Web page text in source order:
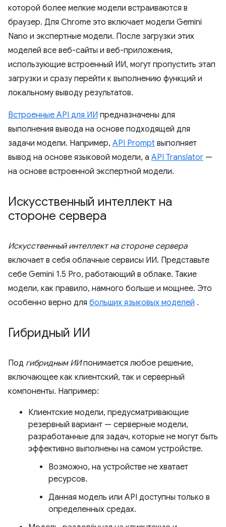
которой более мелкие модели встраиваются в
браузер. Для Chrome это включает модели Gemini
Nano и экспертные модели. После загрузки этих
моделей все веб-сайты и веб-приложения,
использующие встроенный ИИ, могут пропустить этап
загрузки и сразу перейти к выполнению функций и
локальному выводу результатов.
Встроенные API для ИИ предназначены для
выполнения вывода на основе подходящей для
задачи модели. Например, API Prompt выполняет
вывод на основе языковой модели, а API Translator —
на основе встроенной экспертной модели.
Искусственный интеллект на
стороне сервера
Искусственный интеллект на стороне сервера
включает в себя облачные сервисы ИИ. Представьте
себе Gemini 1.5 Pro, работающий в облаке. Такие
модели, как правило, намного больше и мощнее. Это
особенно верно для больших языковых моделей .
Гибридный ИИ
Под гибридным ИИпонимается любое решение,
включающее как клиентский, так и серверный
компоненты. Например:
Клиентские модели, предусматривающие
резервный вариант — серверные модели,
разработанные для задач, которые не могут быть
эффективно выполнены на самом устройстве.
Возможно, на устройстве не хватает
ресурсов.
Данная модель или API доступны только в
определенных средах.